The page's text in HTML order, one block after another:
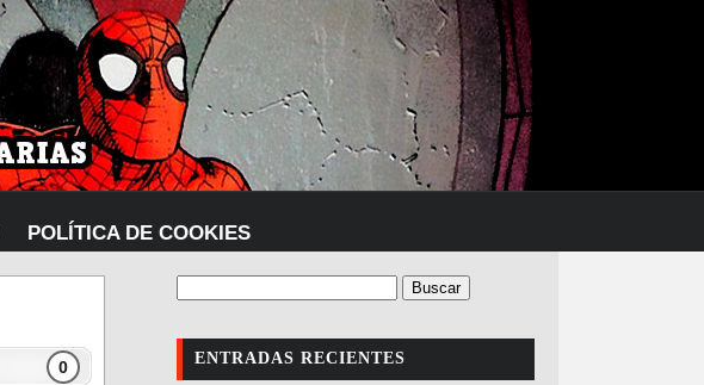
POLÍTICA DE COOKIES
0
ENTRADAS RECIENTES